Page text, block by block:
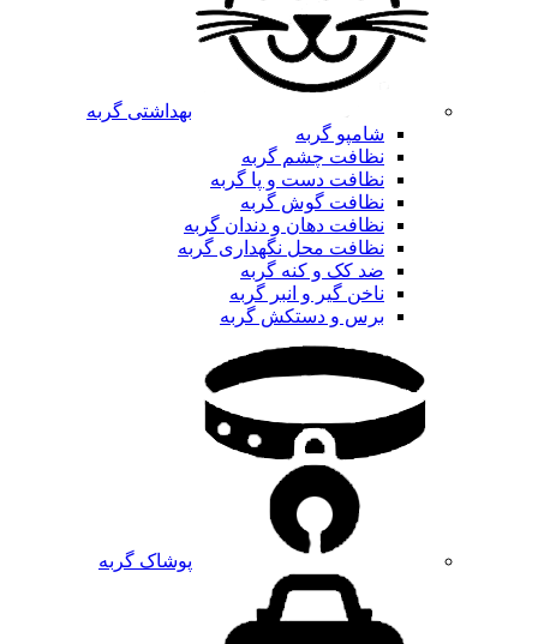
بهداشتی گربه
شامپو گربه
نظافت چشم گربه
نظافت دست و پا گربه
نظافت گوش گربه
نظافت دهان و دندان گربه
نظافت محل نگهداری گربه
ضد کک و کنه گربه
ناخن گیر و انبر گربه
برس و دستکش گربه
پوشاک گربه